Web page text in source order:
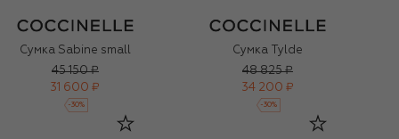
Сумка Sabine small
45 150 ₽
31 600 ₽
-30%
Сумка Tylde
48 825 ₽
34 200 ₽
-30%